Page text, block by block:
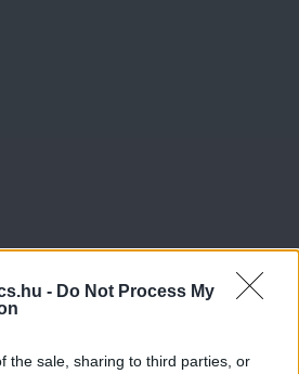
- Do Not Process My
the sale, sharing to third parties, or